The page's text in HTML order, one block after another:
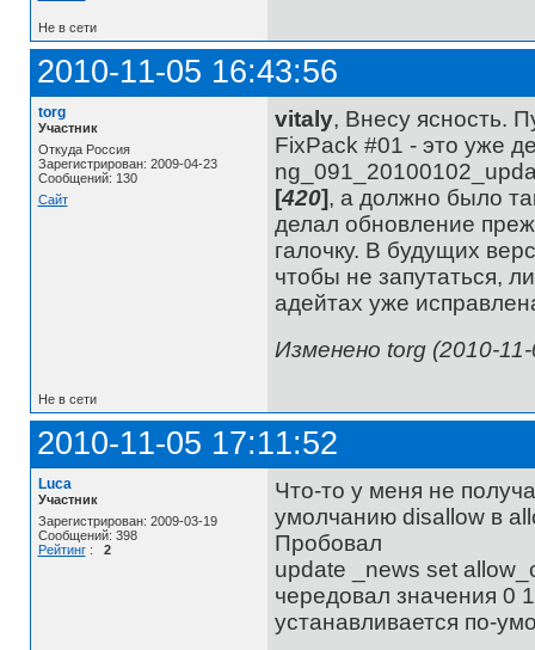
Не в сети
2010-11-05 16:43:56
torg
Участник
Откуда Россия
Зарегистрирован: 2009-04-23
Сообщений: 130
Сайт
vitaly, Внесу ясность.
FixPack #01 - это уже
[420], а должно было
делал обновление
галочку. В будущих
чтобы не запутаться,
адейтах уже
Изменено torg (2010-
Не в сети
2010-11-05 17:11:52
Luca
Участник
Зарегистрирован: 2009-03-19
Сообщений: 398
Рейтинг: 2
Что-то у меня не
умолчанию disallow в
Пробовал
update _news set
чередовал значения 0
устанавливается по-